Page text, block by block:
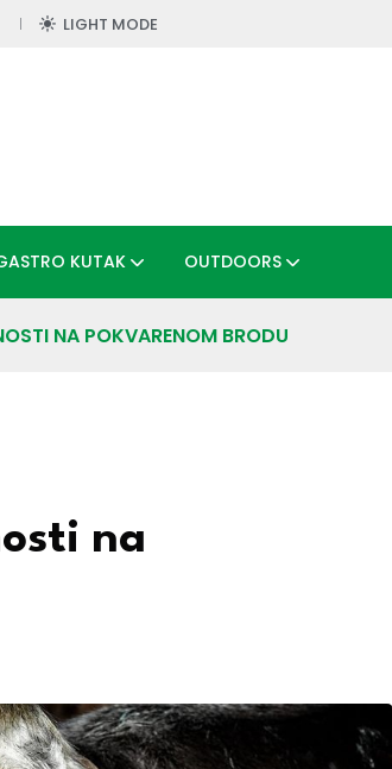
LIGHT MODE
KUTAK OUTDOORS
NA POKVARENOM BRODU
na